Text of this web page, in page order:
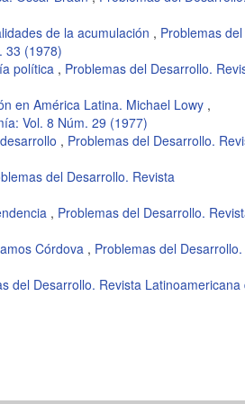
de la acumulación , Problemas del
33 (1978)
política , Problemas del Desarrollo.
en América Latina. Michael Lowy ,
Vol. 8 Núm. 29 (1977)
, Problemas del Desarrollo.
del Desarrollo. Revista
, Problemas del Desarrollo.
Córdova , Problemas del Desarrollo.
del Desarrollo. Revista Latinoamericana